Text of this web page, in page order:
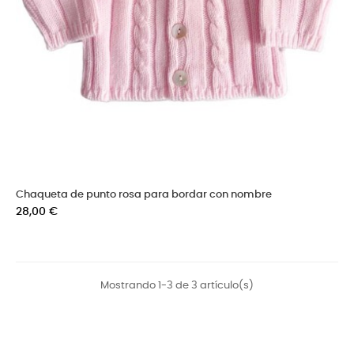
Chaqueta de punto rosa para bordar con nombre
Precio
28,00 €
Mostrando 1-3 de 3 artículo(s)